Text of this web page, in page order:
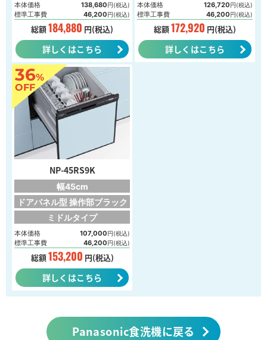
本体価格 138,680円(税込)
標準工事費 46,200円(税込)
総額184,880 円(税込)
詳しくはこちら
本体価格 126,720円(税込)
標準工事費 46,200円(税込)
総額172,920 円(税込)
詳しくはこちら
36%
OFF
NP-45RS9K
幅45cm
ドアパネル型 操作部ブラック
ミドルタイプ
本体価格 107,000円(税込)
標準工事費 46,200円(税込)
総額153,200 円(税込)
詳しくはこちら
Panasonic食洗機に戻る